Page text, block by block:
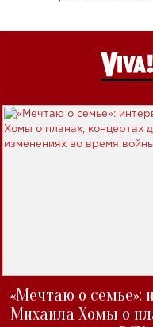
«Мечтаю о семье»:
Михаила Хомы о